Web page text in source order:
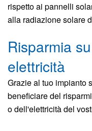
rispetto ai pannelli
alla radiazione solare
Risparmia
elettricità
Grazie al tuo impianto
beneficiare del
o dell'elettricità del